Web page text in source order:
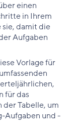
einen
in Ihrem
sie, damit die
Aufgaben
Vorlage für
für das
der Tabelle, um
Aufgaben und -